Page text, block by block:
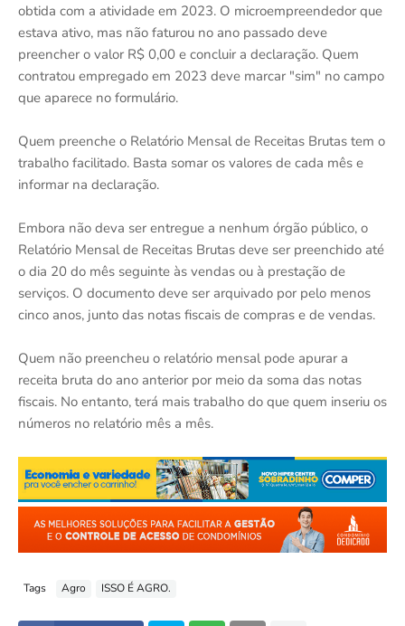
obtida com a atividade em 2023. O microempreendedor que
estava ativo, mas não faturou no ano passado deve
preencher o valor R$ 0,00 e concluir a declaração. Quem
contratou empregado em 2023 deve marcar "sim" no campo
que aparece no formulário.
Quem preenche o Relatório Mensal de Receitas Brutas tem o
trabalho facilitado. Basta somar os valores de cada mês e
informar na declaração.
Embora não deva ser entregue a nenhum órgão público, o
Relatório Mensal de Receitas Brutas deve ser preenchido até
o dia 20 do mês seguinte às vendas ou à prestação de
serviços. O documento deve ser arquivado por pelo menos
cinco anos, junto das notas fiscais de compras e de vendas.
Quem não preencheu o relatório mensal pode apurar a
receita bruta do ano anterior por meio da soma das notas
fiscais. No entanto, terá mais trabalho do que quem inseriu os
números no relatório mês a mês.
Tags Agro ISSO É AGRO.